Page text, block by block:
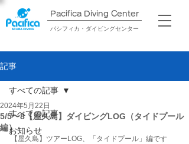
Pacifica Diving Center​
パシフィカ・ダイビングセンター
記事
すべての記事
お知らせ
すべての記事
5/5〜8【屋久島】ダイビングLOG（タイドプール
編）
2024年5月22日
【屋久島】ツアーLOG、「タイドプール」編です